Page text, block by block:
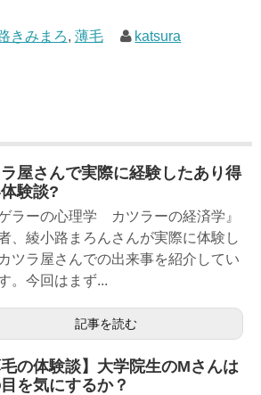
きみまろ, 薄毛 katsura
屋さんで実際に経験したあり得
験談?
ゲラーの心理学 カツラーの経済学』
、綾小路まろんさんが実際に体験し
ツラ屋さんでの出来事を紹介してい
。今回はまず...
記事を読む
毛の体験談】大学院生のMさんは
を気にするか？